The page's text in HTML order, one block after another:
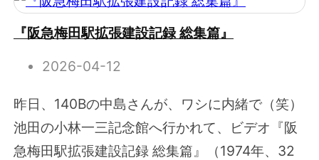
『阪急梅田駅拡張建設記録 総集篇』
2026-04-12
昨日、140Bの中島さんが、ワシに内緒で（笑）
池田の小林一三記念館へ行かれて、ビデオ『阪
急梅田駅拡張建設記録 総集篇』（1974年、32